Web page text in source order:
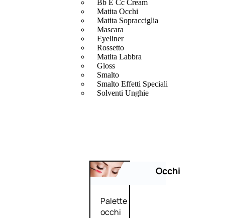
Bb E Cc Cream
Matita Occhi
Matita Sopracciglia
Mascara
Eyeliner
Rossetto
Matita Labbra
Gloss
Smalto
Smalto Effetti Speciali
Solventi Unghie
Occhi
Palette
occhi